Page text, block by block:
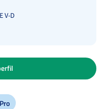
V-D